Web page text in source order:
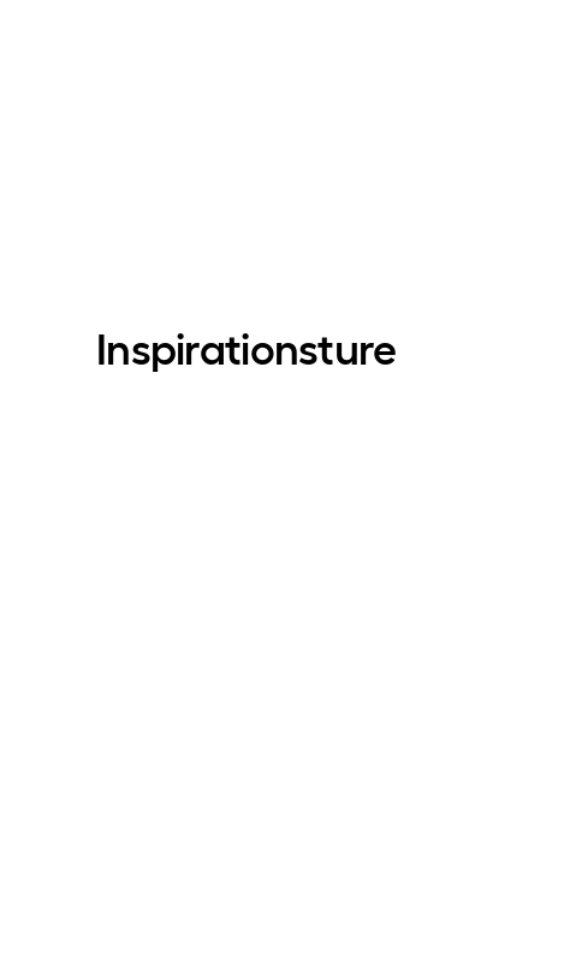
Inspirationsture